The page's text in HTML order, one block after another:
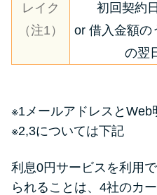
レイク
（注1）
初回契約
or 借入金額の
の翌
※1メールアドレスと
※2,3については下記
利息0円サービスを利用
られることは、4社のカ